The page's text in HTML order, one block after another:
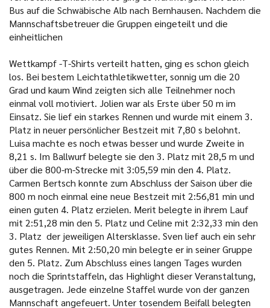
Bus auf die Schwäbische Alb nach Bernhausen. Nachdem die
Mannschaftsbetreuer die Gruppen eingeteilt und die
einheitlichen
Wettkampf -T-Shirts verteilt hatten, ging es schon gleich
los. Bei bestem Leichtathletikwetter, sonnig um die 20
Grad und kaum Wind zeigten sich alle Teilnehmer noch
einmal voll motiviert. Jolien war als Erste über 50 m im
Einsatz. Sie lief ein starkes Rennen und wurde mit einem 3.
Platz in neuer persönlicher Bestzeit mit 7,80 s belohnt.
Luisa machte es noch etwas besser und wurde Zweite in
8,21 s. Im Ballwurf belegte sie den 3. Platz mit 28,5 m und
über die 800-m-Strecke mit 3:05,59 min den 4. Platz.
Carmen Bertsch konnte zum Abschluss der Saison über die
800 m noch einmal eine neue Bestzeit mit 2:56,81 min und
einen guten 4. Platz erzielen. Merit belegte in ihrem Lauf
mit 2:51,28 min den 5. Platz und Celine mit 2:32,33 min den
3. Platz der jeweiligen Altersklasse. Sven lief auch ein sehr
gutes Rennen. Mit 2:50,20 min belegte er in seiner Gruppe
den 5. Platz. Zum Abschluss eines langen Tages wurden
noch die Sprintstaffeln, das Highlight dieser Veranstaltung,
ausgetragen. Jede einzelne Staffel wurde von der ganzen
Mannschaft angefeuert. Unter tosendem Beifall belegten